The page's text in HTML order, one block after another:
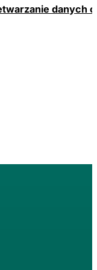
danych